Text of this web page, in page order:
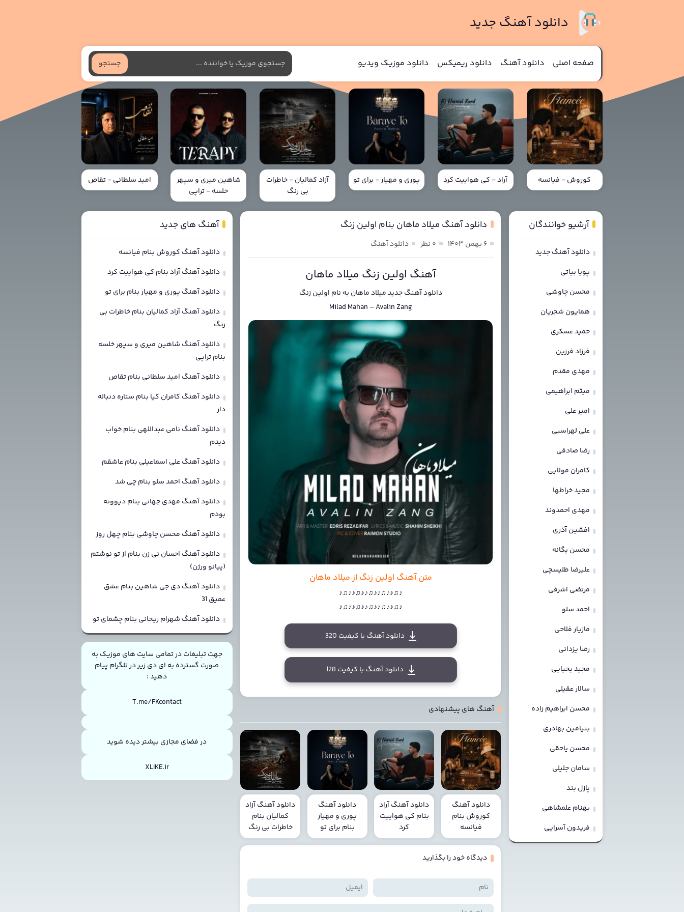
دانلود آهنگ جدید
صفحه اصلی دانلود آهنگ دانلود ریمیکس دانلود موزیک ویدیو جستجو
کوروش - فیانسه آراد - کی هواییت کرد پوری و مهیار - برای تو
آزاد کمالیان - خاطرات
بی رنگ
شاهین میری و سپهر
خلسه - تراپی
امید سلطانی - تقاص
دانلود آهنگ میلاد ماهان بنام اولین زنگ
۶ بهمن ۱۴۰۳ ۰ نظر دانلود آهنگ
آهنگ اولین زنگ میلاد ماهان
دانلود آهنگ جدیدمیلاد ماهان به نام اولین زنگ
Milad Mahan –Avalin Zang
متن آهنگ اولین زنگ از میلاد ماهان
♪♫♪♪♫♪♪♫♪♪♫♪♪♫♪
♪♫♪♪♫♪♪♫♪♪♫♪♪♫♪
دانلود آهنگ با کیفیت 320
دانلود آهنگ با کیفیت 128
آهنگ های پیشنهادی
دانلود آهنگ
کوروش بنام
فیانسه
دانلود آهنگ آراد
بنام کی هواییت
کرد
دانلود آهنگ
پوری و مهیار
بنام برای تو
دانلود آهنگ آزاد
کمالیان بنام
خاطرات بی رنگ
دیدگاه خود را بگذارید
آرشیو خوانندگان
دانلود آهنگ جدید
پویا بیاتی
محسن چاوشی
همایون شجریان
حمید عسکری
فرزاد فرزین
مهدی مقدم
میثم ابراهیمی
امیر علی
علی لهراسبی
رضا صادقی
کامران مولایی
مجید خراطها
مهدی احمدوند
افشین آذری
محسن یگانه
علیرضا طلیسچی
مرتضی اشرفی
احمد سلو
مازیار فلاحی
رضا یزدانی
مجید یحیایی
سالار عقیلی
محسن ابراهیم زاده
بنیامین بهادری
محسن یاحقی
سامان جلیلی
پازل بند
بهنام علمشاهی
فریدون آسرایی
آهنگ های جدید
دانلود آهنگ کوروش بنام فیانسه
دانلود آهنگ آراد بنام کی هواییت کرد
دانلود آهنگ پوری و مهیار بنام برای تو
دانلود آهنگ آزاد کمالیان بنام خاطرات بی
رنگ
دانلود آهنگ شاهین میری و سپهر خلسه
بنام تراپی
دانلود آهنگ امید سلطانی بنام تقاص
دانلود آهنگ کامران کیا بنام ستاره دنباله
دار
دانلود آهنگ نامی عبداللهی بنام خواب
دیدم
دانلود آهنگ علی اسماعیلی بنام عاشقم
دانلود آهنگ احمد سلو بنام چی شد
دانلود آهنگ مهدی جهانی بنام دیوونه
بودم
دانلود آهنگ محسن چاوشی بنام چهل روز
دانلود آهنگ احسان نی زن بنام از تو نوشتم
(پیانو ورژن)
دانلود آهنگ دی جی شاهین بنام عشق
عمیق 31
دانلود آهنگ شهرام ریحانی بنام چشمای تو
جهت تبلیغات در تمامی سایت های موزیک به
صورت گسترده به ای دی زیر در تلگرام پیام
دهید :
T.me/FKcontact
در فضای مجازی بیشتر دیده شوید
XLIKE.ir